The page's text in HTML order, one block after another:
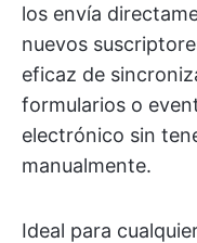
los envía
nuevos
eficaz de
formularios o
electrónico sin
manualmente.
Ideal para